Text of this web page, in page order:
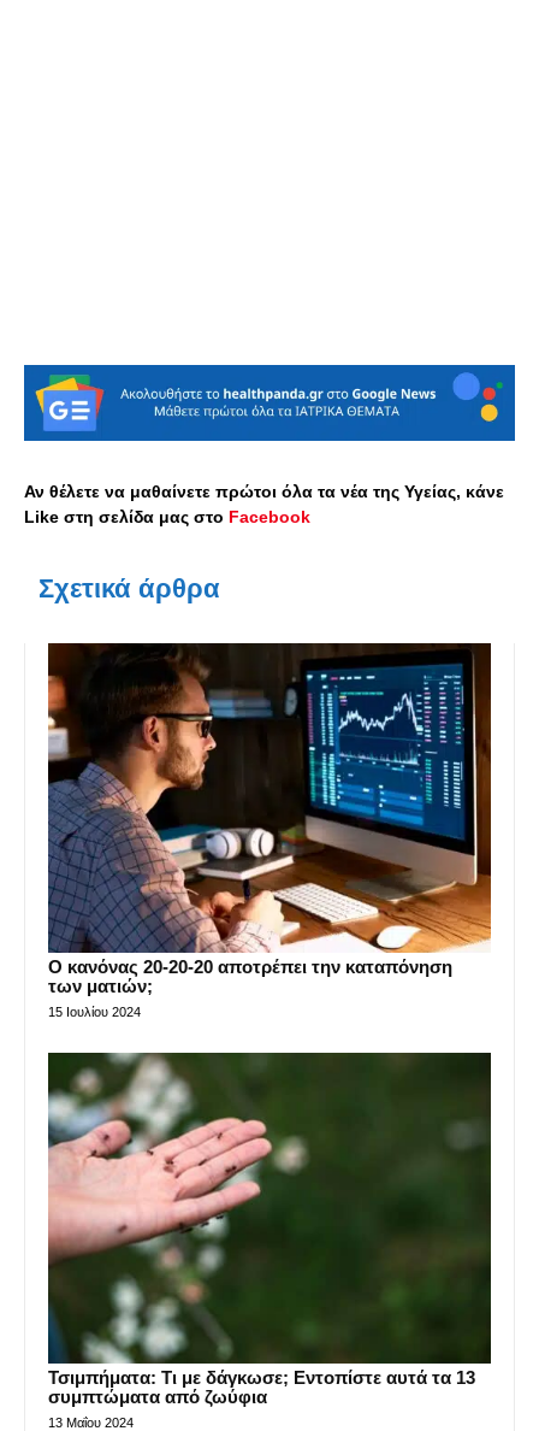
Αν θέλετε να μαθαίνετε πρώτοι όλα τα νέα της Υγείας, κάνε
Like στη σελίδα μας στο Facebook
Σχετικά άρθρα
Ο κανόνας 20-20-20 αποτρέπει την καταπόνηση
των ματιών;
15 Ιουλίου 2024
Τσιμπήματα: Τι με δάγκωσε; Εντοπίστε αυτά τα 13
συμπτώματα από ζωύφια
13 Μαΐου 2024